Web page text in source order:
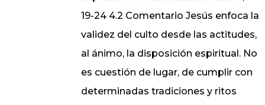
19-24 4.2 Comentario Jesús enfoca la
validez del culto desde las actitudes,
al ánimo, la disposición espiritual. No
es cuestión de lugar, de cumplir con
determinadas tradiciones y ritos